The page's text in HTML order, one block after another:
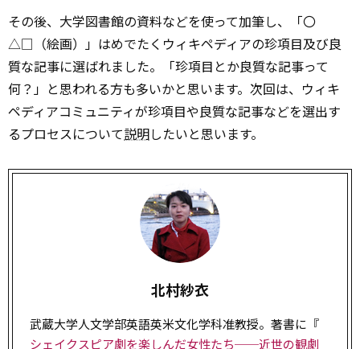
その後、大学図書館の資料などを使って加筆し、「〇
△□（絵画）」はめでたくウィキペディアの珍項目及び良
質な記事に選ばれました。「珍項目とか良質な記事って
何？」と思われる方も多いかと思います。次回は、ウィキ
ペディアコミュニティが珍項目や良質な記事などを選出す
るプロセスについて説明したいと思います。
北村紗衣
武蔵大学人文学部英語英米文化学科准教授。著書に『
シェイクスピア劇を楽しんだ女性たち──近世の観劇